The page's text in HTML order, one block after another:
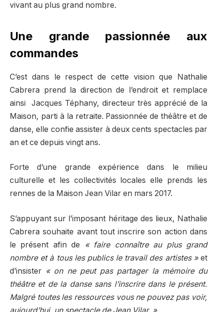
vivant au plus grand nombre.
Une grande passionnée aux
commandes
C’est dans le respect de cette vision que Nathalie
Cabrera prend la direction de l’endroit et remplace
ainsi Jacques Téphany, directeur très apprécié de la
Maison, parti à la retraite. Passionnée de théâtre et de
danse, elle confie assister à deux cents spectacles par
an et ce depuis vingt ans.
Forte d’une grande expérience dans le milieu
culturelle et les collectivités locales elle prends les
rennes de la Maison Jean Vilar en mars 2017.
S’appuyant sur l’imposant héritage des lieux, Nathalie
Cabrera souhaite avant tout inscrire son action dans
le présent afin de
« faire connaître au plus grand
nombre et à tous les publics le travail des artistes » et
d’insister « on ne peut pas partager la mémoire du
théâtre et de la danse sans l’inscrire dans le présent.
Malgré toutes les ressources vous ne pouvez pas voir,
aujourd’hui, un spectacle de Jean Vilar. »